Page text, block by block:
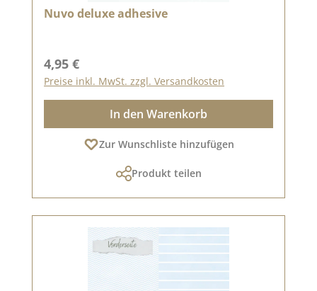
Nuvo deluxe adhesive
Regulärer Preis:
4,95 €
Preise inkl. MwSt. zzgl. Versandkosten
In den Warenkorb
Zur Wunschliste hinzufügen
Produkt teilen